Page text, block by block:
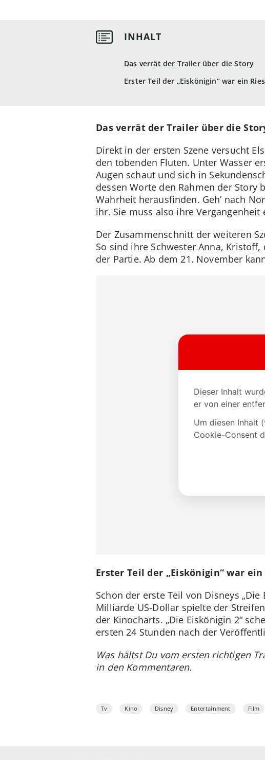
Das verrät der Trailer über die Story
Erster Teil der „Eiskönigin“ war ein
Das verrät der Trailer über die
Direkt in der ersten Szene versucht
den tobenden Fluten. Unter Wasser
Augen schaut und sich in
dessen Worte den Rahmen der Story
Wahrheit herausfinden. Geh’ nach
ihr. Sie muss also ihre
Der Zusammenschnitt der weiteren
So sind ihre Schwester Anna,
der Partie. Ab dem 21. November
Erster Teil der „Eiskönigin“ war
Schon der erste Teil von Disneys
Milliarde US-Dollar spielte der
der Kinocharts. „Die Eiskönigin 2“
ersten 24 Stunden nach der
Was hältst Du vom ersten richtigen
in den Kommentaren.
Tv Kino Disney Entertainment Film